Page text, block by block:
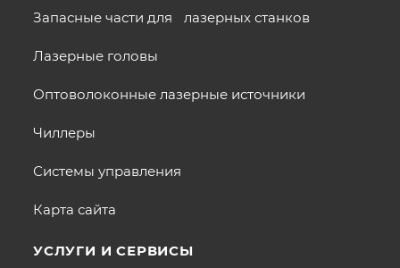
Запасные части для лазерных станков
Лазерные головы
Оптоволоконные лазерные источники
Чиллеры
Системы управления
Карта сайта
УСЛУГИ И СЕРВИСЫ